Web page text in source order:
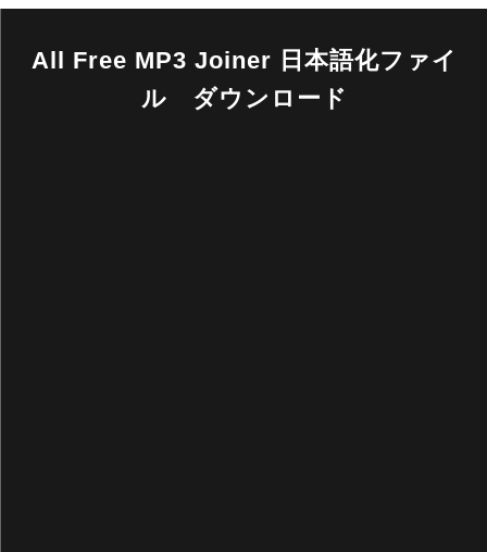
All Free MP3 Joiner 日本語化ファイ
ル ダウンロード